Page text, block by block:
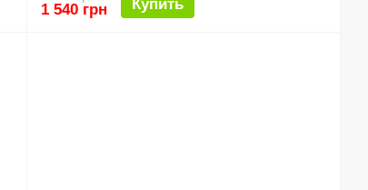
1 540 грн Купить